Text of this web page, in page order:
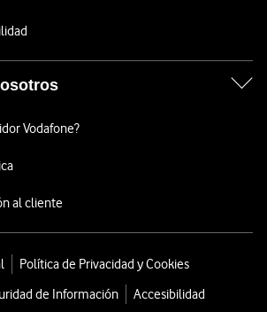
Vodafone?
al cliente
Política de Privacidad y Cookies
de Información
Accesibilidad